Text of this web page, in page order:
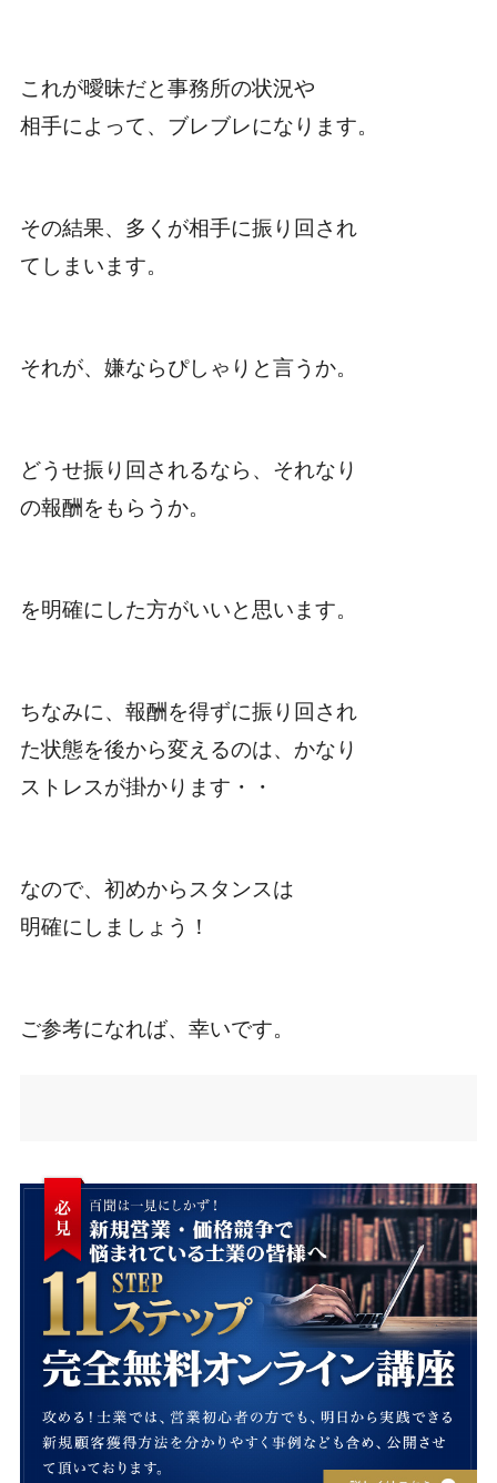
これが曖昧だと事務所の状況や
相手によって、ブレブレになります。
その結果、多くが相手に振り回され
てしまいます。
それが、嫌ならぴしゃりと言うか。
どうせ振り回されるなら、それなり
の報酬をもらうか。
を明確にした方がいいと思います。
ちなみに、報酬を得ずに振り回され
た状態を後から変えるのは、かなり
ストレスが掛かります・・
なので、初めからスタンスは
明確にしましょう！
ご参考になれば、幸いです。